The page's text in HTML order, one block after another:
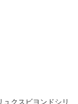
クスビヨンドシリ